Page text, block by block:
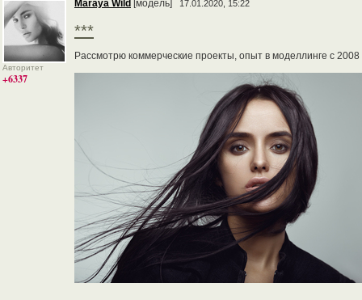
Авторитет
+6337
Maraya Wild [модель] 17.01.2020, 15:22
***
Рассмотрю коммерческие проекты, опыт в моделлинге с 2008